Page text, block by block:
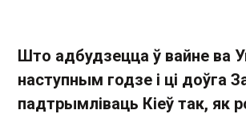
Што адбудзецца ў вайне ва
наступным годзе і ці доўга
падтрымліваць Кіеў так, як